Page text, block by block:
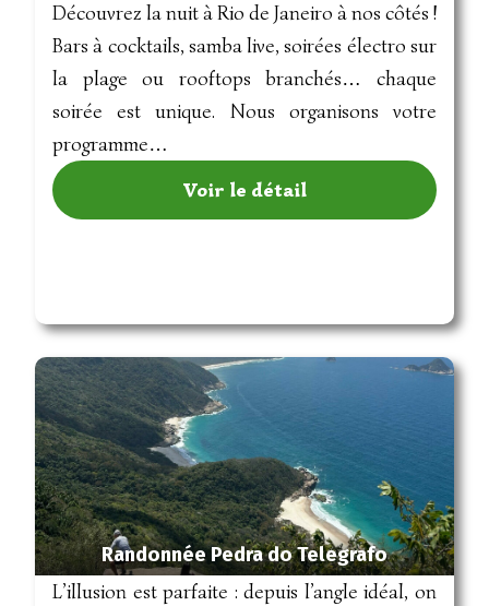
Découvrez la nuit à Rio de Janeiro à nos côtés !
Bars à cocktails, samba live, soirées électro sur
la plage ou rooftops branchés… chaque
soirée est unique. Nous organisons votre
programme…
Voir le détail
Randonnée Pedra do Telegrafo
L’illusion est parfaite : depuis l’angle idéal, on